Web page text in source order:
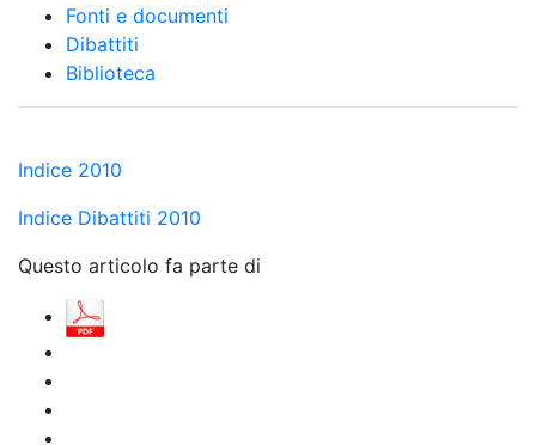
Fonti e documenti
Dibattiti
Biblioteca
Indice 2010
Indice Dibattiti 2010
Questo articolo fa parte di